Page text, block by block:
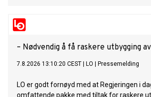
– Nødvendig å få raskere utbygging
7.8.2026 13:10:20 CEST LO Pressemelding
LO er godt fornøyd med at Regjeringen i
omfattende pakke med tiltak for raskere